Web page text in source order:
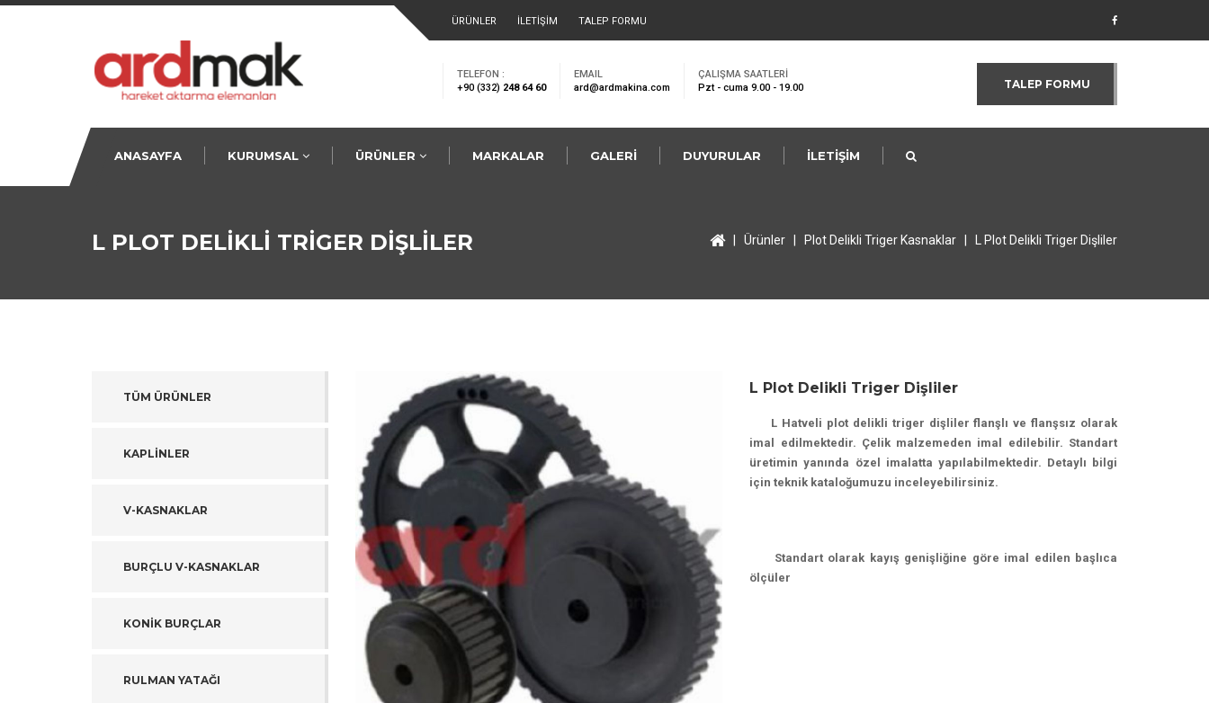
ÜRÜNLER İLETİŞİM TALEP FORMU
TELEFON :
+90 (332) 248 64 60
EMAIL
ard@ardmakina.com
ÇALIŞMA SAATLERİ
Pzt - cuma 9.00 - 19.00
TALEP FORMU
ANASAYFA KURUMSAL
VİZYONUMUZ
ÜRÜNLER
BURÇLU V-KASNAKLAR
RULMAN YATAĞI
YATAKLI RULMANLAR
MİL ÇEŞİTLERİ
PİNYON DİŞLİLER
ZİNCİR DİŞLİLER
MİL KAMALARI
KAMASIZ BURÇLAR
MOTOR GERGİ RAYLARI
ZİNCİRLER
LİNEER RULMANLAR
KAYIŞLAR
RULMANLAR
KABLO TAŞIYICILAR
BURÇLU TRİGER KASNAKLAR
MARKALAR GALERİ DUYURULAR İLETİŞİM
L PLOT DELİKLİ TRİGER DİŞLİLER | Ürünler Plot Delikli Triger Kasnaklar L Plot Delikli Triger Dişliler
TÜM ÜRÜNLER
KAPLİNLER
V-KASNAKLAR
BURÇLU V-KASNAKLAR
KONİK BURÇLAR
RULMAN YATAĞI
L Plot Delikli Triger Dişliler
L Hatveli plot delikli triger dişliler flanşlı ve flanşsız olarak
imal edilmektedir. Çelik malzemeden imal edilebilir. Standart
üretimin yanında özel imalatta yapılabilmektedir. Detaylı bilgi
için teknik kataloğumuzu inceleyebilirsiniz.
Standart olarak kayış genişliğine göre imal edilen başlıca
ölçüler